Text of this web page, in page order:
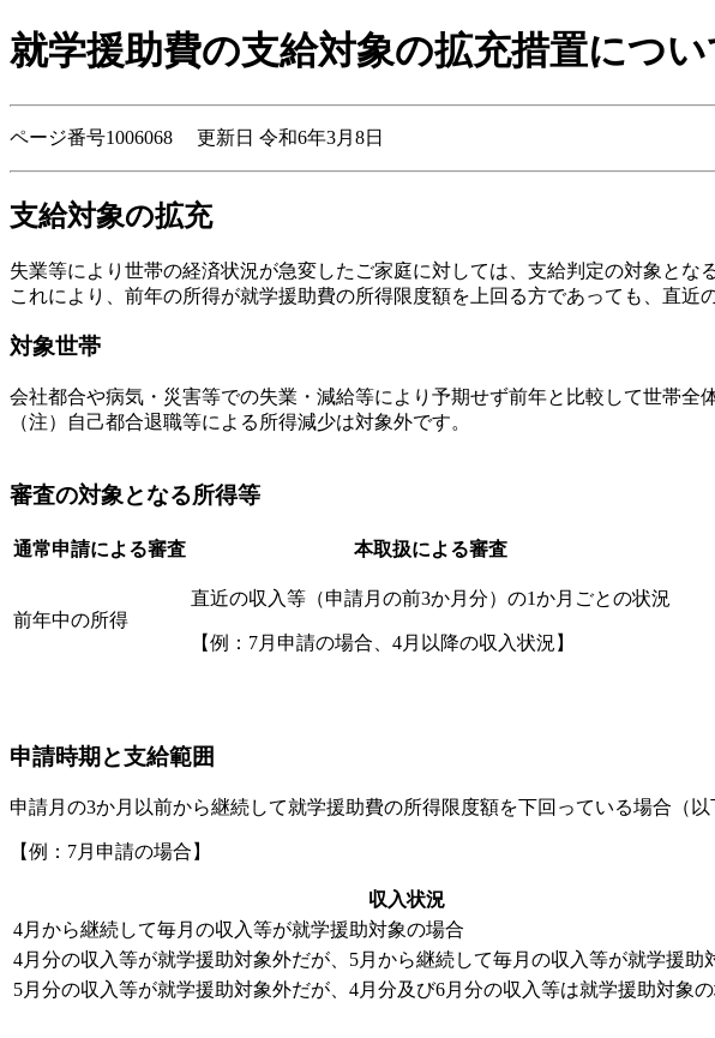
就学援助費の支給対象の拡充措置につい
ページ番号1006068 更新日 令和6年3月8日
支給対象の拡充
失業等により世帯の経済状況が急変したご家庭に対しては、支給判定の対象とな
これにより、前年の所得が就学援助費の所得限度額を上回る方であっても、直
対象世帯
会社都合や病気・災害等での失業・減給等により予期せず前年と比較して世帯全
（注）自己都合退職等による所得減少は対象外です。
審査の対象となる所得等
通常申請による審査 本取扱による審査
前年中の所得
直近の収入等（申請月の前3か月分）の1か月ごとの状況
【例：7月申請の場合、4月以降の収入状況】
申請時期と支給範囲
申請月の3か月以前から継続して就学援助費の所得限度額を下回っている場合（
【例：7月申請の場合】
収入状況
4月から継続して毎月の収入等が就学援助対象の場合
4月分の収入等が就学援助対象外だが、5月から継続して毎月の収入等が就学援助
5月分の収入等が就学援助対象外だが、4月分及び6月分の収入等は就学援助対象